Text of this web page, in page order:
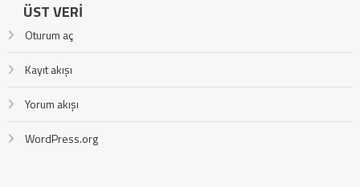
ÜST VERI
Oturum aç
Kayıt akışı
Yorum akışı
WordPress.org